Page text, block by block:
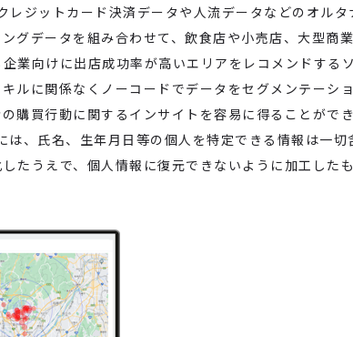
ジットカード決済データや人流データなどのオルタ
グデータを組み合わせて、飲食店や小売店、大型商業
業向けに出店成功率が高いエリアをレコメンドする
ルに関係なくノーコードでデータをセグメンテーシ
購買行動に関するインサイトを容易に得ることができ
、氏名、生年月日等の個人を特定できる情報は一切
たうえで、個人情報に復元できないように加工した